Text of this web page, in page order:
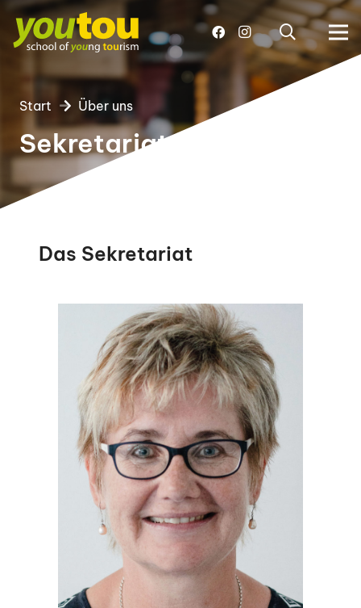
Start Über uns
Sekretariat
Das Sekretariat